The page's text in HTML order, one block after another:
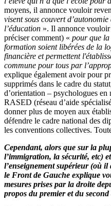
moyens, il annonce vouloir
visent sous couvert
l’éducation ». Il annonce vouloir
préciser comment) « pour que la
formation soient libérées de la
financière et permettent
commune pour tous par
explique également avoir pour
supprimés dans le cadre du
d’orientation – psychologues
RASED (réseau d’aide
donner plus de moyen aux
défendre le cadre national des
les conventions collectives.
Cependant, alors que sur la
l’immigration, la sécurité, etc)
l’enseignement supérieur (où
le Front de Gauche explique
mesures prises par la droite
propos du premier et du second